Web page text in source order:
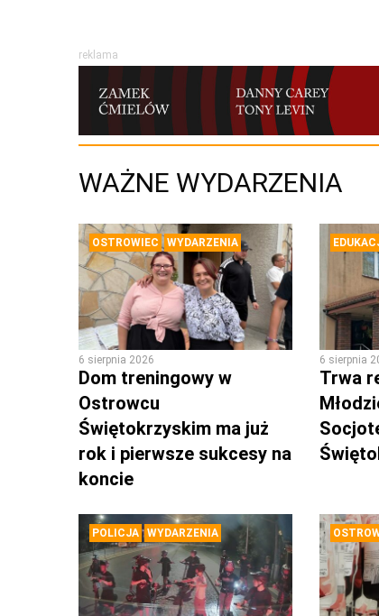
reklama
WAŻNE WYDARZENIA
OSTROWIEC WYDARZENIA
6 sierpnia 2026
Dom treningowy w
Ostrowcu
Świętokrzyskim ma już
rok i pierwsze sukcesy na
koncie
6 sierpnia
Trwa
POLICJA WYDARZENIA